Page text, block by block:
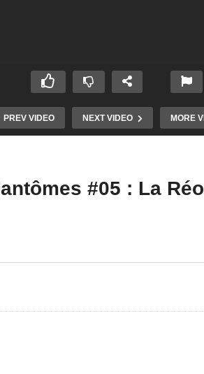
PREV VIDEO NEXT VIDEO MORE
#05 : La